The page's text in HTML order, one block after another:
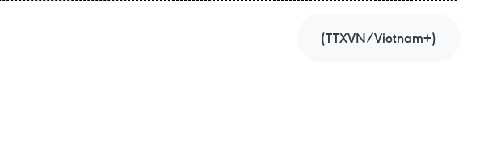
(TTXVN/Vietnam+)